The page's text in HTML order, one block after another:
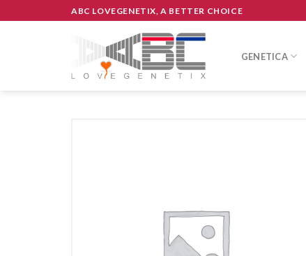
to
ABC LOVEGENETIX, A BETTER CHOICE
GENETICA